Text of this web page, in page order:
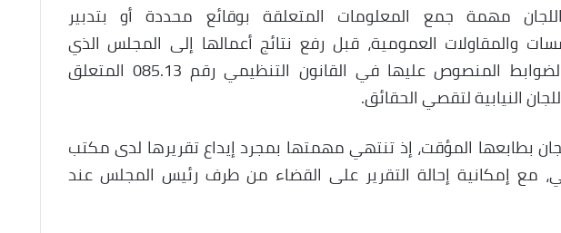
مهمة جمع المعلومات المتعلقة بوقائع محددة أو بتدبير
والمقاولات العمومية، قبل رفع نتائج أعمالها إلى المجلس الذي
أحدثها، وفق الضوابط المنصوص عليها في القانون التنظيمي رقم 085.13 المتعلق
النيابية لتقصي الحقائق.
بطابعها المؤقت، إذ تنتهي مهمتها بمجرد إيداع تقريرها لدى مكتب
مع إمكانية إحالة التقرير على القضاء من طرف رئيس المجلس عند